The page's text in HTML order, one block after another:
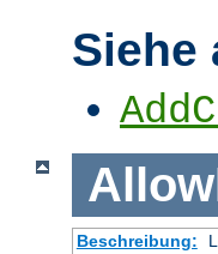
Siehe
Beschreibung: